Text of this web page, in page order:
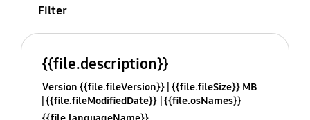
Filter
{{file.description}}
Version {{file.fileVersion}} {{file.fileSize}} MB
{{file.fileModifiedDate}} {{file.osNames}}